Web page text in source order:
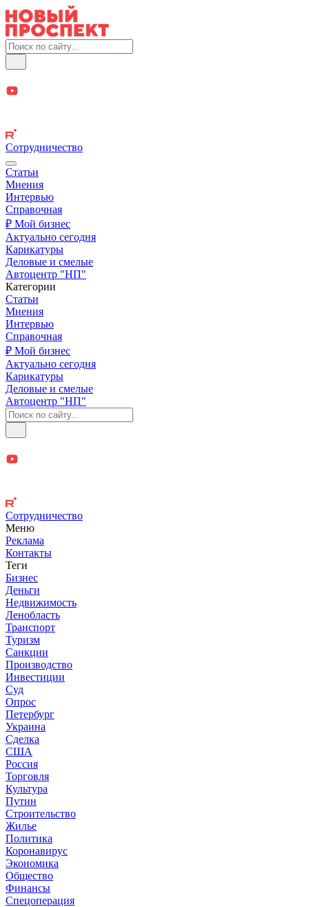
Сотрудничество
Статьи
Мнения
Интервью
Справочная
₽ Мой бизнес
Актуально сегодня
Карикатуры
Деловые и смелые
Автоцентр "НП"
Категории
Статьи
Мнения
Интервью
Справочная
₽ Мой бизнес
Актуально сегодня
Карикатуры
Деловые и смелые
Автоцентр "НП"
Сотрудничество
Меню
Реклама
Контакты
Теги
Бизнес
Деньги
Недвижимость
Ленобласть
Транспорт
Туризм
Санкции
Производство
Инвестиции
Суд
Опрос
Петербург
Украина
Сделка
США
Россия
Торговля
Культура
Путин
Строительство
Жилье
Политика
Коронавирус
Экономика
Общество
Финансы
Спецоперация